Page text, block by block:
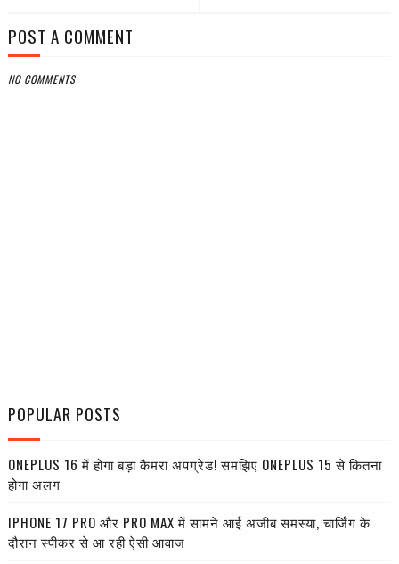
POST A COMMENT
NO COMMENTS
POPULAR POSTS
ONEPLUS 16 में होगा बड़ा कैमरा अपग्रेड! समझिए ONEPLUS 15 से कितना
होगा अलग
IPHONE 17 PRO और PRO MAX में सामने आई अजीब समस्या, चार्जिंग के
दौरान स्पीकर से आ रही ऐसी आवाज